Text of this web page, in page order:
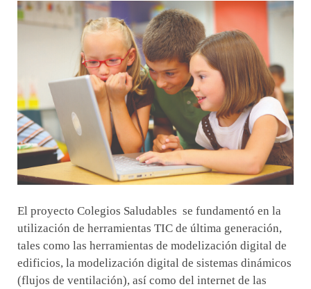
El proyecto Colegios Saludables se fundamentó en la
utilización de herramientas TIC de última generación,
tales como las herramientas de modelización digital de
edificios, la modelización digital de sistemas dinámicos
(flujos de ventilación), así como del internet de las